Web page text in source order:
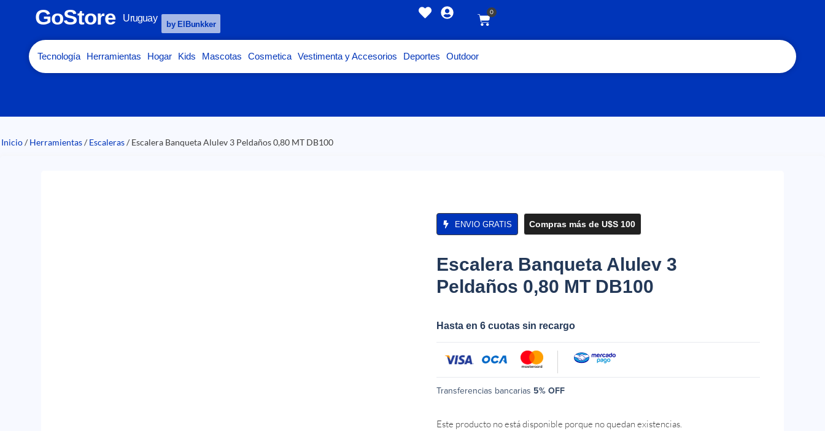
GoStore Uruguay
by ElBunkker
0
Tecnología Herramientas Hogar Kids Mascotas Cosmetica Vestimenta y Accesorios Deportes Outdoor
Inicio/ Herramientas/ Escaleras/ Escalera Banqueta Alulev 3 Peldaños 0,80 MT DB100
ENVIO GRATIS Compras más de U$S 100
Escalera Banqueta Alulev 3
Peldaños 0,80 MT DB100
Hasta en 6 cuotas sin recargo
Transferencias bancarias 5% OFF
Este producto no está disponible porque no quedan existencias.